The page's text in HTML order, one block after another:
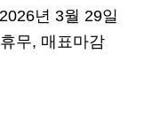
년 3월 29일
무, 매표마감